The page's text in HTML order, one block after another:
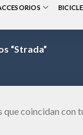
“Strada”
coincidan con